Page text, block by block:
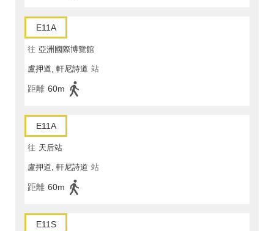
E11A
往 亞洲國際博覽館
盧押道, 軒尼詩道 站
距離 60m
E11A
往 天后站
盧押道, 軒尼詩道 站
距離 60m
E11S